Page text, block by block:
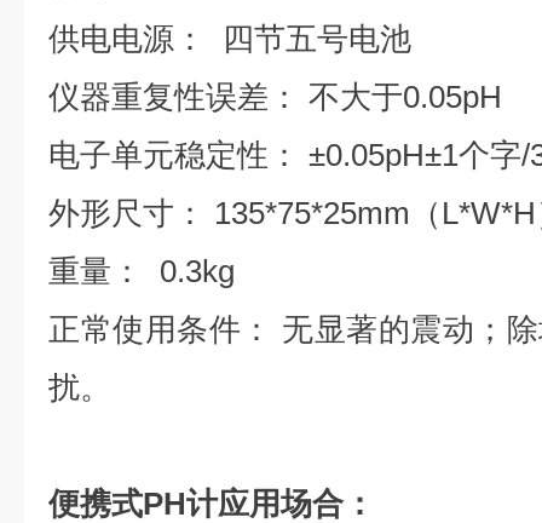
供电电源： 四节五号电池
仪器重复性误差： 不大于0.05pH
电子单元稳定性： ±0.05pH±1个字/
外形尺寸： 135*75*25mm（
重量： 0.3kg
正常使用条件： 无显著的震动；
扰。
便携式PH计应用场合：